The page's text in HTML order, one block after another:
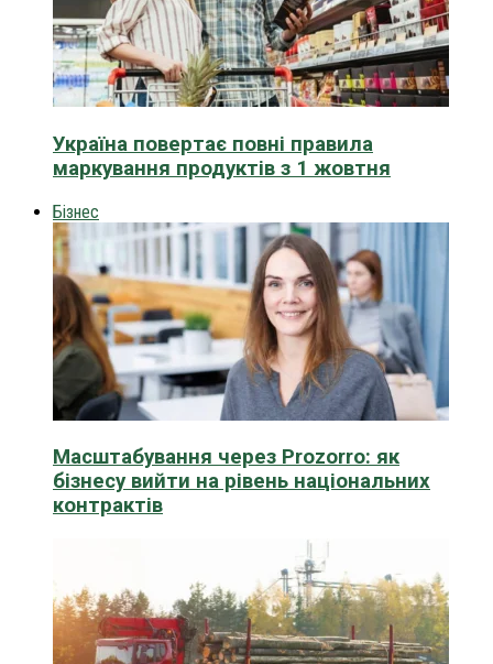
Україна повертає повні правила
маркування продуктів з 1 жовтня
Бізнес
Масштабування через Prozorro: як
бізнесу вийти на рівень національних
контрактів